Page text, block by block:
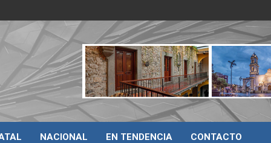
NACIONAL EN TENDENCIA CONTACTO